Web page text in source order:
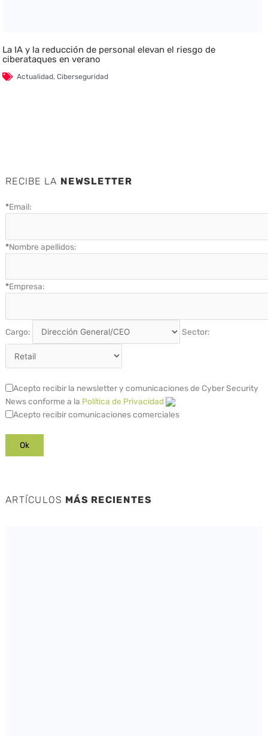
La IA y la reducción de personal elevan el riesgo de
ciberataques en verano
Actualidad,Ciberseguridad
RECIBE LA NEWSLETTER
*Email:
*Nombre apellidos:
*Empresa:
Cargo: Sector:
Acepto recibir la newsletter y comunicaciones de Cyber Security
News conforme a la Política de Privacidad
Acepto recibir comunicaciones comerciales
ARTÍCULOS MÁS RECIENTES